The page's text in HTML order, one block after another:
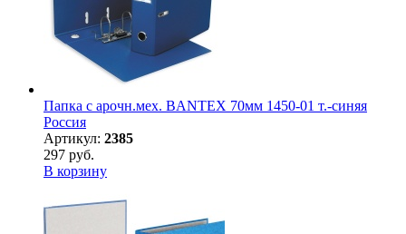
Папка с арочн.мех. BANTEX 70мм 1450-01 т.-синяя
Россия
Артикул: 2385
297 руб.
В корзину